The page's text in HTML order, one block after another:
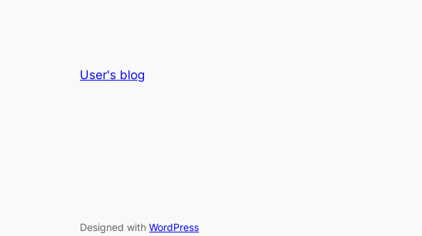
User's blog
Designed with WordPress